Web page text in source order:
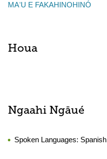
MAʻU E FAKAHINOHINÓ
Houa
Ngaahi Ngāué
Spoken Languages: Spanish